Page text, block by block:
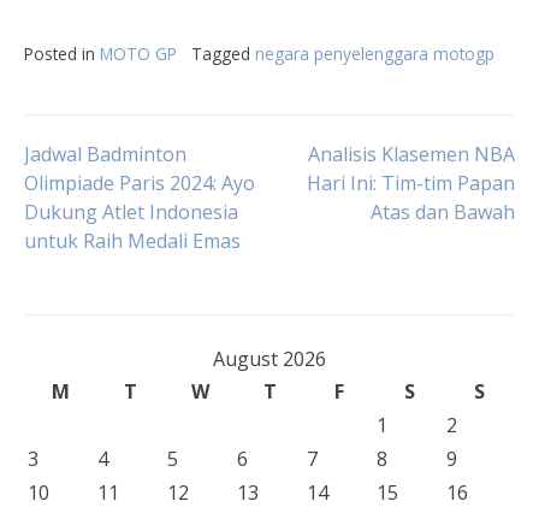
Posted in MOTO GP Tagged negara penyelenggara motogp
Post
navigation
Jadwal Badminton
Olimpiade Paris 2024: Ayo
Dukung Atlet Indonesia
untuk Raih Medali Emas
Analisis Klasemen NBA
Hari Ini: Tim-tim Papan
Atas dan Bawah
August 2026
M
T W T F S
S
1
2
3
4 5 6 7 8
9
10
11 12 13 14 15
16